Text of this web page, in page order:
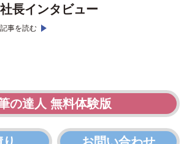
社長インタビュー
記事を読む
の達人 無料体験版